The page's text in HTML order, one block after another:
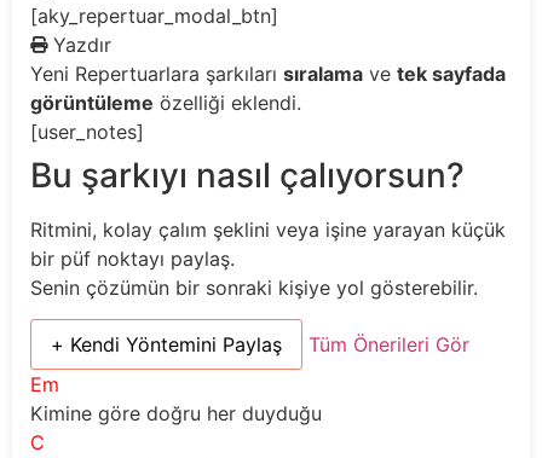
[aky_repertuar_modal_btn]
Yazdır
Yeni Repertuarlara şarkıları sıralama ve tek sayfada
görüntüleme özelliği eklendi.
[user_notes]
Bu şarkıyı nasıl çalıyorsun?
Ritmini, kolay çalım şeklini veya işine yarayan küçük
bir püf noktayı paylaş.
Senin çözümün bir sonraki kişiye yol gösterebilir.
+ Kendi Yöntemini Paylaş
Tüm Önerileri Gör
Em
Kimine göre doğru her duyduğu
C